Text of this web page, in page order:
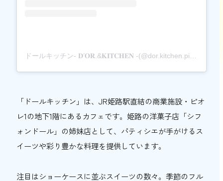
ドールキッチン- 𝐃’𝐎𝐑.&𝐊𝐈𝐓𝐂𝐇𝐄𝐍 -(@dor.kitchen.piolehimeji)がシェアした投稿
「ドールキッチン」は、JR姫路駅直結の商業施設・ピオ
レ1の地下1階にあるカフェです。姫路の洋菓子店「シフ
ォンドール」の姉妹店として、パティシエが手がけるス
イーツや彩り豊かな料理を提供しています。
注目はショーケースに並ぶスイーツの数々。季節のフル